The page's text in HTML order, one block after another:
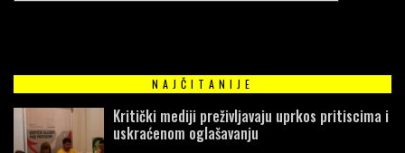
NAJČITANIJE
Kritički mediji preživljavaju uprkos pritiscima i
uskraćenom oglašavanju